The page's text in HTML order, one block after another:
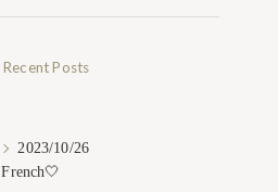
Recent Posts
2023/10/26
French🤍